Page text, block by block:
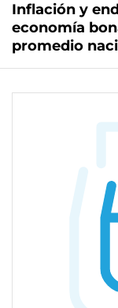
Inflación y
economía
promedio